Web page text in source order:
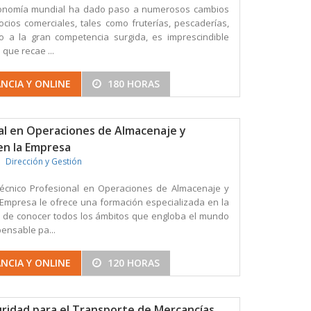
mundial ha dado paso a numerosos cambios
comerciales, tales como fruterías, pescaderías,
a la gran competencia surgida, es imprescindible
recae ...
Y ONLINE 180 HORAS
en Operaciones de Almacenaje y
la Empresa
Dirección y Gestión
Profesional en Operaciones de Almacenaje y
le ofrece una formación especializada en la
conocer todos los ámbitos que engloba el mundo
pa...
Y ONLINE 120 HORAS